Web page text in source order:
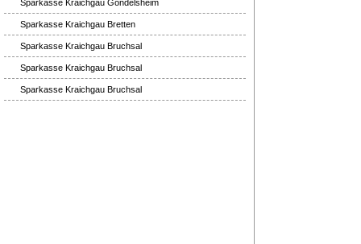
Sparkasse Kraichgau Gondelsheim
Sparkasse Kraichgau Bretten
Sparkasse Kraichgau Bruchsal
Sparkasse Kraichgau Bruchsal
Sparkasse Kraichgau Bruchsal